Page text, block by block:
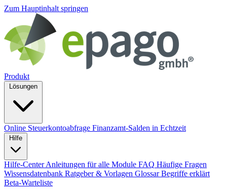
Zum Hauptinhalt springen
Produkt
Online Steuerkontoabfrage Finanzamt-Salden in Echtzeit
Hilfe-Center Anleitungen für alle Module FAQ Häufige Fragen
Wissensdatenbank Ratgeber & Vorlagen Glossar Begriffe erklärt
Beta-Warteliste